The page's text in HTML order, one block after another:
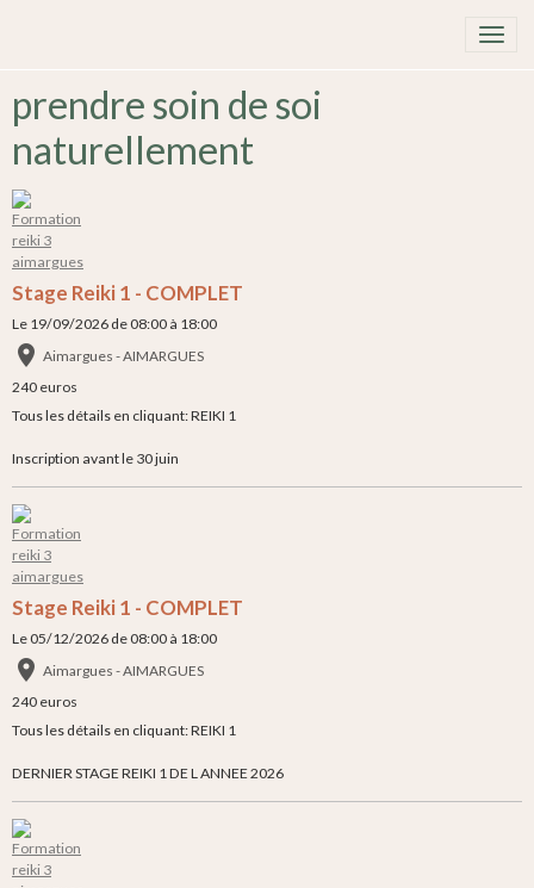
prendre soin de soi
naturellement
Stage Reiki 1 - COMPLET
Le 19/09/2026 de 08:00 à 18:00
Aimargues - AIMARGUES
240 euros
Tous les détails en cliquant: REIKI 1
Inscription avant le 30 juin
Stage Reiki 1 - COMPLET
Le 05/12/2026 de 08:00 à 18:00
Aimargues - AIMARGUES
240 euros
Tous les détails en cliquant: REIKI 1
DERNIER STAGE REIKI 1 DE L ANNEE 2026